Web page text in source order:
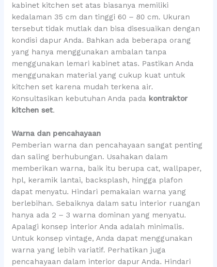
kabinet kitchen set atas biasanya memiliki
kedalaman 35 cm dan tinggi 60 – 80 cm. Ukuran
tersebut tidak mutlak dan bisa disesuaikan dengan
kondisi dapur Anda. Bahkan ada beberapa orang
yang hanya menggunakan ambalan tanpa
menggunakan lemari kabinet atas. Pastikan Anda
menggunakan material yang cukup kuat untuk
kitchen set karena mudah terkena air.
Konsultasikan kebutuhan Anda pada kontraktor
kitchen set.
Warna dan pencahayaan
Pemberian warna dan pencahayaan sangat penting
dan saling berhubungan. Usahakan dalam
memberikan warna, baik itu berupa cat, wallpaper,
hpl, keramik lantai, backsplash, hingga plafon
dapat menyatu. Hindari pemakaian warna yang
berlebihan. Sebaiknya dalam satu interior ruangan
hanya ada 2 – 3 warna dominan yang menyatu.
Apalagi konsep interior Anda adalah minimalis.
Untuk konsep vintage, Anda dapat menggunakan
warna yang lebih variatif. Perhatikan juga
pencahayaan dalam interior dapur Anda. Hindari